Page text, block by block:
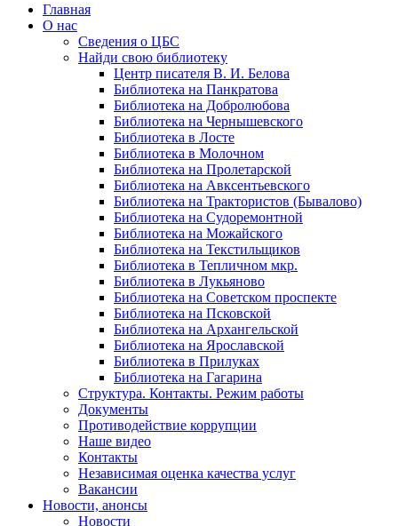
Главная
О нас
Сведения о ЦБС
Найди свою библиотеку
Центр писателя В. И. Белова
Библиотека на Панкратова
Библиотека на Добролюбова
Библиотека на Чернышевского
Библиотека в Лосте
Библиотека в Молочном
Библиотека на Пролетарской
Библиотека на Авксентьевского
Библиотека на Трактористов (Бывалово)
Библиотека на Судоремонтной
Библиотека на Можайского
Библиотека на Текстильщиков
Библиотека в Тепличном мкр.
Библиотека в Лукьяново
Библиотека на Советском проспекте
Библиотека на Псковской
Библиотека на Архангельской
Библиотека на Ярославской
Библиотека в Прилуках
Библиотека на Гагарина
Структура. Контакты. Режим работы
Документы
Противодействие коррупции
Наше видео
Контакты
Независимая оценка качества услуг
Вакансии
Новости, анонсы
Новости